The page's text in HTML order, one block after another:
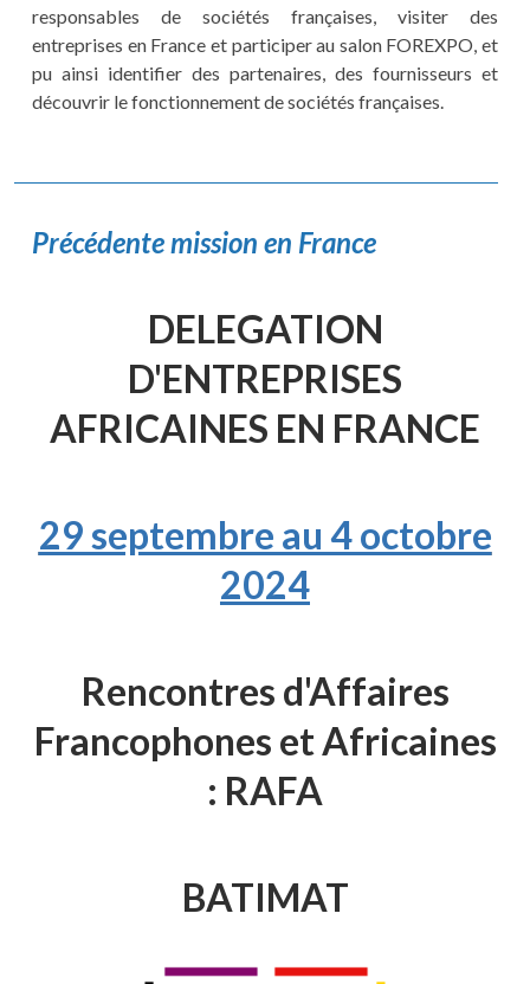
responsables de sociétés françaises, visiter des
entreprises en France et participer au salon FOREXPO, et
pu ainsi identifier des partenaires, des fournisseurs et
découvrir le fonctionnement de sociétés françaises.
Précédente mission en France
DELEGATION
D'ENTREPRISES
AFRICAINES EN FRANCE
29 septembre au 4 octobre
2024
Rencontres d'Affaires
Francophones et Africaines
: RAFA
BATIMAT